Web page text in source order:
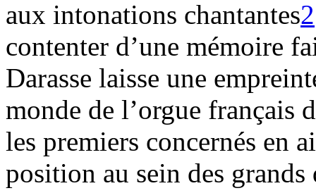
aux intonations chantantes2
contenter d’une mémoire
Darasse laisse une
monde de l’orgue français
les premiers concernés en
position au sein des